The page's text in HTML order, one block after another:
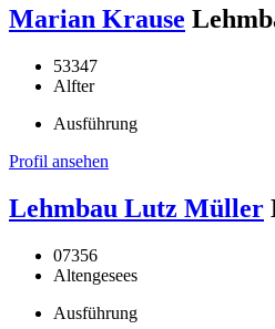
Marian Krause
53347
Alfter
Ausführung
Profil ansehen
Lehmbau Lutz Müller
07356
Altengesees
Ausführung